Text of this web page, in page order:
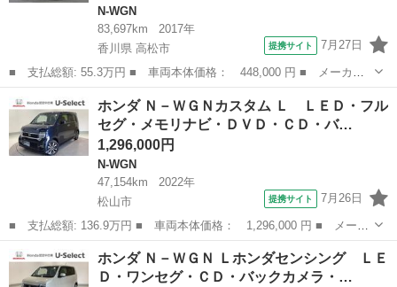
N-WGN
83,697km
2017年
香川県 高松市
提携サイト 7月27日
■ 支払総額: 55.3万円 ■ 車両本体価格： 448,000 円 ■ メーカー
名： ホンダ ■ 車種名： Ｎ－ＷＧＮ ■ グレード名： Ｇ・Ｌパ
ッケージ ディスプレイＯＤ・バックカメラ・ワンセグ・ＥＴＣ・社
外ＡＷ・ＨＩ...
香川 N-WGN
ホンダ Ｎ－ＷＧＮカスタム Ｌ ＬＥＤ・フル
セグ・メモリナビ・ＤＶＤ・ＣＤ・バ…
1,296,000円
N-WGN
47,154km
2022年
松山市
提携サイト 7月26日
■ 支払総額: 136.9万円 ■ 車両本体価格： 1,296,000 円 ■ メーカ
ー名： ホンダ ■ 車種名： Ｎ－ＷＧＮカスタム ■ グレード
名： Ｌ ＬＥＤ・フルセグ・メモリナビ・ＤＶＤ・ＣＤ・バックカ
メラ・純正Ａ...
愛媛 N-WGN
ホンダ Ｎ－ＷＧＮ Ｌホンダセンシング ＬＥ
Ｄ・ワンセグ・ＣＤ・バックカメラ・…